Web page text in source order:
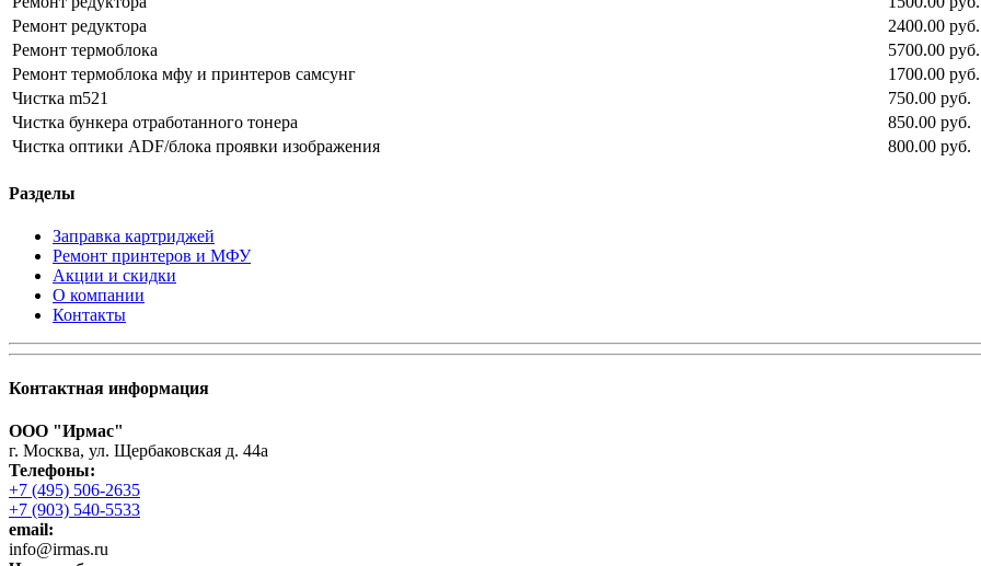
Ремонт редуктора
2400.00 руб.
Ремонт термоблока
5700.00 руб.
Ремонт термоблока мфу и принтеров самсунг
1700.00 руб.
Чистка m521
750.00 руб.
Чистка бункера отработанного тонера
850.00 руб.
Чистка оптики ADF/блока проявки изображения
800.00 руб.
Разделы
Заправка картриджей
Ремонт принтеров и МФУ
Акции и скидки
О компании
Контакты
Контактная информация
ООО "Ирмас"
г. Москва, ул. Щербаковская д. 44а
Телефоны:
+7 (495) 506-2635
+7 (903) 540-5533
email:
infо@irmas.ru